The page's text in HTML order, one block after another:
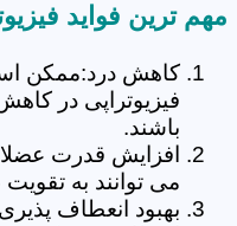
مهم ترین فواید
کاهش درد:ممکن
فیزیوتراپی در
باشند.
افزایش قدرت
می توانند به
بهبود انعطاف